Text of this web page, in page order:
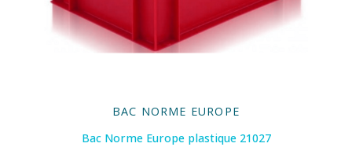
BAC NORME EUROPE
Bac Norme Europe plastique 21027